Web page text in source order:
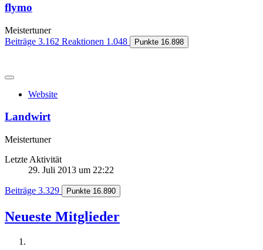
flymo
Meistertuner
Beiträge 3.162 Reaktionen 1.048 Punkte 16.898
Website
Landwirt
Meistertuner
Letzte Aktivität
29. Juli 2013 um 22:22
Beiträge 3.329 Punkte 16.890
Neueste Mitglieder